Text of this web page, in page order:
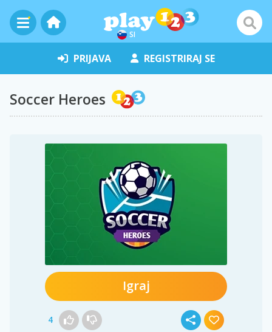
SI
PRIJAVA REGISTRIRAJ SE
Soccer Heroes
Igraj
4